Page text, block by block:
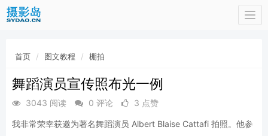
首页 图文教程 棚拍
舞蹈演员宣传照布光一例
3043 阅读 0 评论 3 点赞
我非常荣幸获邀为著名舞蹈演员 Albert Blaise Cattafi 拍照。他参